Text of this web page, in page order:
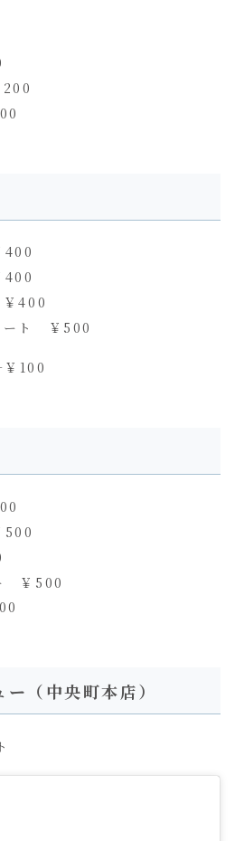
400
400
400
ート ￥500
100
500
￥500
（中央町本店）